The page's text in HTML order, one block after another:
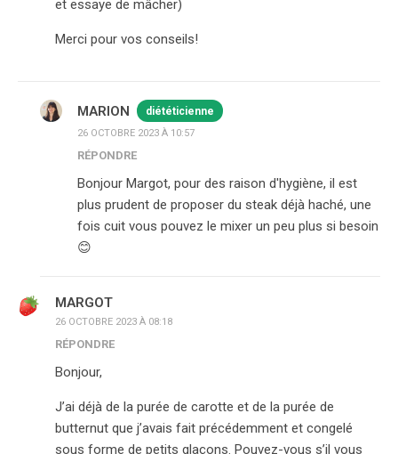
et essaye de mâcher)
Merci pour vos conseils!
MARION diététicienne
26 OCTOBRE 2023 À 10:57
RÉPONDRE
Bonjour Margot, pour des raison d'hygiène, il est
plus prudent de proposer du steak déjà haché, une
fois cuit vous pouvez le mixer un peu plus si besoin
😊
MARGOT
26 OCTOBRE 2023 À 08:18
RÉPONDRE
Bonjour,
J’ai déjà de la purée de carotte et de la purée de
butternut que j’avais fait précédemment et congelé
sous forme de petits glaçons. Pouvez-vous s’il vous